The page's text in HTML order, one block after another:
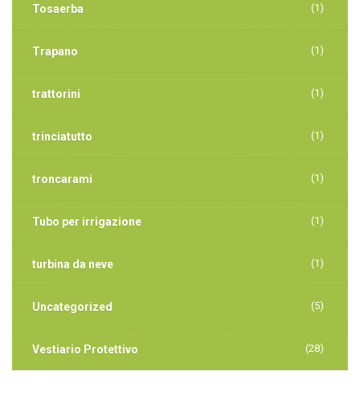
Tosaerba (1)
Trapano (1)
trattorini (1)
trinciatutto (1)
troncarami (1)
Tubo per irrigazione (1)
turbina da neve (1)
Uncategorized (5)
Vestiario Protettivo (28)